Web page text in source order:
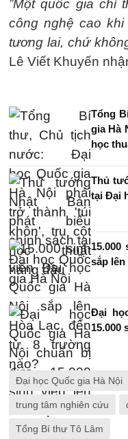
”Một quốc gia chỉ
công nghệ cao
tương lai, chứ
Lê Viết Khuyến
Tổng
gia Hà
học
Thủ
tại Đại
sắp
Đại
15.000
Đại học Quốc gia Hà Nội
trung tâm nghiên cứu
Tổng Bí thư Tô Lâm